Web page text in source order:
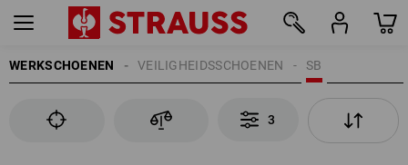
WERKSCHOENEN SB
VEILIGHEIDSSCHOENEN
3